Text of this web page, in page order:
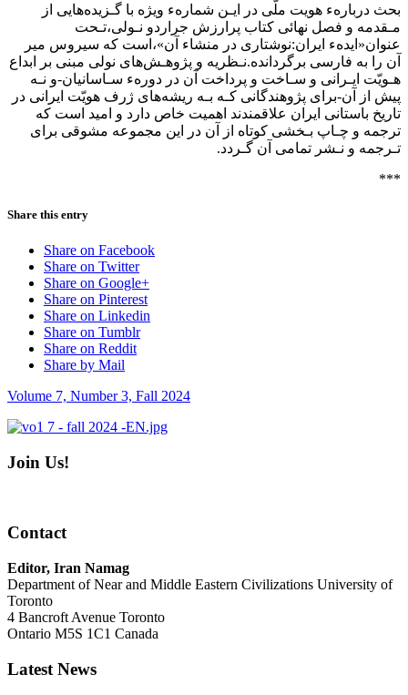
بحث دربارهء هویت ملّی در ایـن شمارهء ویژه با گـزیده‌هایی از
مـقدمه و فصل‌ نهائی کتاب پرارزش جراردو نـولی،تـحت
عنوان«ایدهء ایران:نوشتاری در‌ منشاء‌ آن»،است که سیروس‌ میر‌
آن را به فارسی برگردانده.نـظریه و پژوهـش‌های‌ نولی مبنی بر ابداع
هـویّت ایـرانی و سـاخت و پرداخت آن در دورهء سـاسانیان-و نـه‌
پیش از آن-برای پژوهندگانی کـه بـه ریشه‌های ژرف هویّت‌ ایرانی‌ در
تاریخ‌ باستانی ایران علاقمندند اهمیت خاص دارد و امید است که
ترجمه و چـاپ بـخشی‌ کوتاه از آن در این مجموعه مشوقی برای
تـرجمه و نـشر تمامی آن گـردد.
***
Share this entry
Share on Facebook
Share on Twitter
Share on Google+
Share on Pinterest
Share on Linkedin
Share on Tumblr
Share on Reddit
Share by Mail
Volume 7, Number 3, Fall 2024
Join Us!
Contact
Editor, Iran Namag
Department of Near and Middle Eastern Civilizations University of
Toronto
4 Bancroft Avenue Toronto
Ontario M5S 1C1 Canada
Latest News